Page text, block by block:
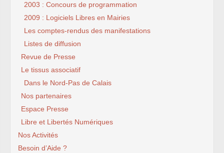
2003 : Concours de programmation
2009 : Logiciels Libres en Mairies
Les comptes-rendus des manifestations
Listes de diffusion
Revue de Presse
Le tissus associatif
Dans le Nord-Pas de Calais
Nos partenaires
Espace Presse
Libre et Libertés Numériques
Nos Activités
Besoin d’Aide ?